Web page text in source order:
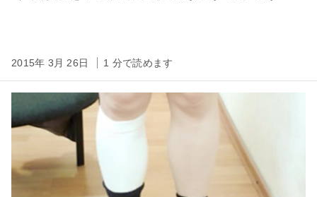
2015年 3月 26日 1 分で読めます